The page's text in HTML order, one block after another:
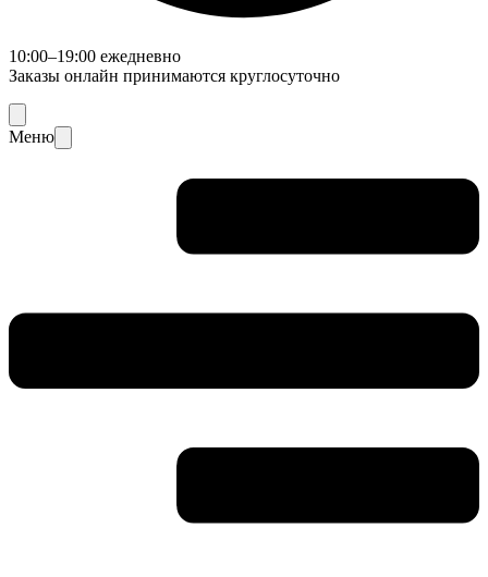
10:00–19:00 ежедневно
Заказы онлайн принимаются круглосуточно
Меню